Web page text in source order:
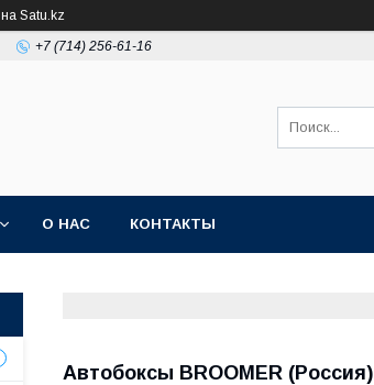
на Satu.kz
+7 (714) 256-61-16
О НАС КОНТАКТЫ
Автобоксы BROOMER (Россия)